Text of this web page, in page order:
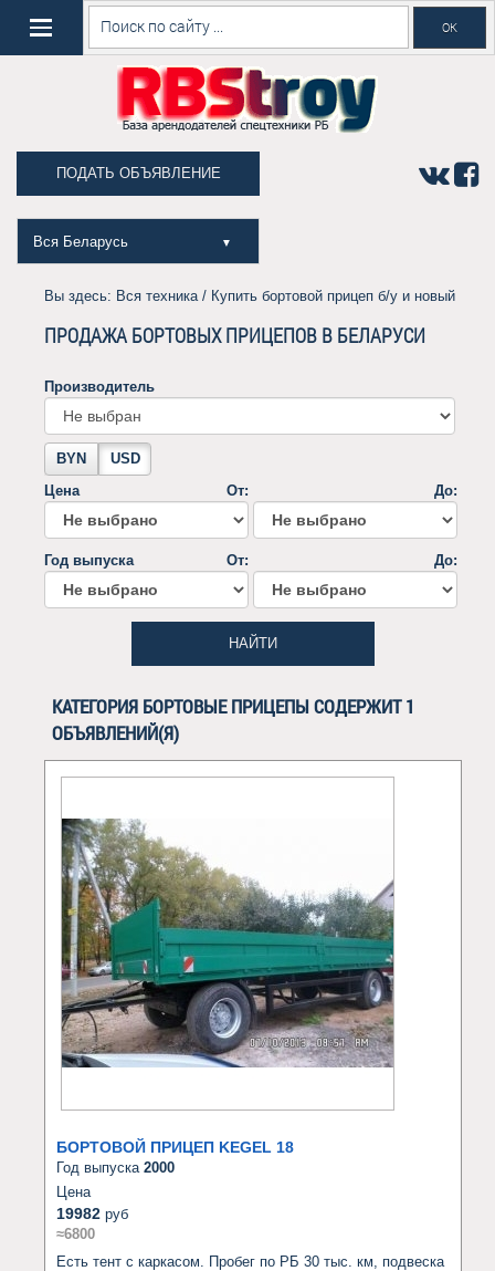
ПОДАТЬ ОБЪЯВЛЕНИЕ
Вся Беларусь ▼
Вы здесь: Вся техника/ Купить бортовой прицеп б/у и новый
ПРОДАЖА БОРТОВЫХ ПРИЦЕПОВ В БЕЛАРУСИ
Производитель
BYN
USD
Цена
От: До:
Год выпуска От: До:
НАЙТИ
КАТЕГОРИЯ БОРТОВЫЕ ПРИЦЕПЫ СОДЕРЖИТ 1
ОБЪЯВЛЕНИЙ(Я)
БОРТОВОЙ ПРИЦЕП KEGEL 18
Год выпуска 2000
Цена
19982 руб
≈6800
Есть тент с каркасом. Пробег по РБ 30 тыс. км, подвеска